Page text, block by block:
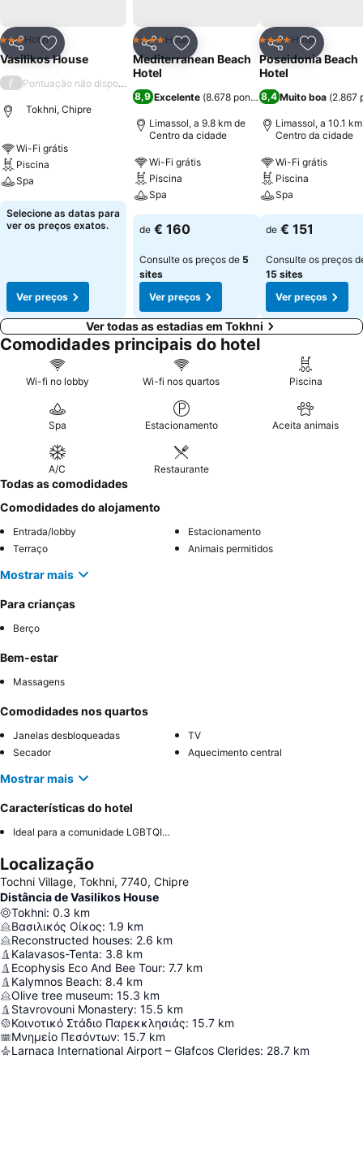
PartilharAdicionar aos favoritos
3 Estrelas
Hotel
Vasilikos House
/ Pontuação não disponível
Tokhni, Chipre
Wi-Fi grátis
Piscina
Spa
Selecione as datas para
ver os preços exatos.
Ver preços
PartilharAdicionar aos favoritos
4 EstrelasHotel
Mediterranean Beach
Hotel
8,9 Excelente (8.678 pontuações)
Limassol, a 9.8 km de
Centro da cidade
Wi-Fi grátis
Piscina
Spa
de € 160
Consulte os preços de 5
sites
Ver preços
Partilhar
4 EstrelasHotel
Poseidonia Beach
Hotel
8,4 Muito boa (2.867
Limassol, a 10.1
Centro da cidade
Wi-Fi grátis
Piscina
Spa
de € 151
Consulte os preços
15 sites
Ver preços
Ver todas as estadias em Tokhni
Comodidades principais do hotel
Wi-fi no lobby Wi-fi nos quartos Piscina
Spa Estacionamento Aceita animais
A/C Restaurante
Todas as comodidades
Comodidades do alojamento
Entrada/lobby
Estacionamento
Terraço
Animais permitidos
Mostrar mais
Para crianças
Berço
Bem-estar
Massagens
Comodidades nos quartos
Janelas desbloqueadas
TV
Secador
Aquecimento central
Mostrar mais
Características do hotel
Ideal para a comunidade LGBTQIA+
Localização
Tochni Village, Tokhni, 7740, Chipre
Distância de Vasilikos House
Tokhni: 0.3 km
Βασιλικός Οίκος: 1.9 km
Reconstructed houses: 2.6 km
Kalavasos-Tenta: 3.8 km
Ecophysis Eco And Bee Tour: 7.7 km
Kalymnos Beach: 8.4 km
Olive tree museum: 15.3 km
Stavrovouni Monastery: 15.5 km
Κοινοτικό Στάδιο Παρεκκλησιάς: 15.7 km
Μνημείο Πεσόντων: 15.7 km
Larnaca International Airport – Glafcos Clerides: 28.7 km